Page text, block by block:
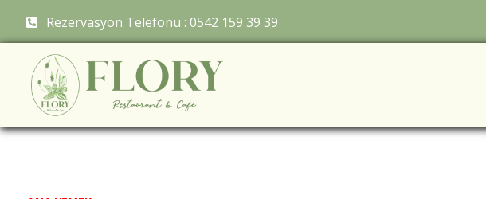
Rezervasyon Telefonu : 0542 159 39 39